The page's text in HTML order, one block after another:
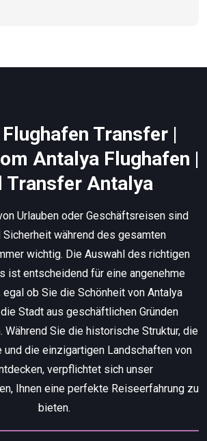
Transfer |
Antalya Flughafen |
Transfer Antalya
Urlauben oder Geschäftsreisen sind
Sicherheit während des gesamten
wichtig. Die Auswahl des richtigen
ist entscheidend für eine angenehme
egal ob Sie die Schönheit von Antalya
Stadt aus geschäftlichen Gründen
Während Sie die historische Struktur, die
und die einzigartigen Landschaften von
verpflichtet sich unser
Ihnen eine perfekte Reiseerfahrung zu
bieten.